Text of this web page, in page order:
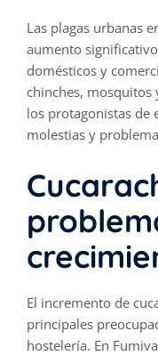
Las plagas urbanas
aumento
domésticos y
chinches, mosquitos
los protagonistas de
molestias y
El incremento de
principales
hostelería. En